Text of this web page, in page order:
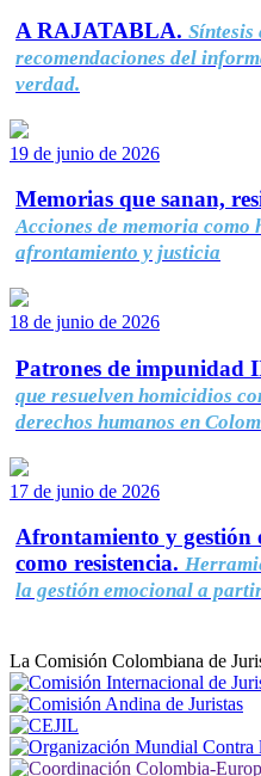
A RAJATABLA. Síntesis
recomendaciones del
verdad.
19 de junio de 2026
Memorias que sanan,
Acciones de memoria como
afrontamiento y justicia
18 de junio de 2026
Patrones de impunidad
que resuelven homicidios
derechos humanos en
17 de junio de 2026
Afrontamiento y gestión
como resistencia.
la gestión emocional a
La Comisión Colombiana de